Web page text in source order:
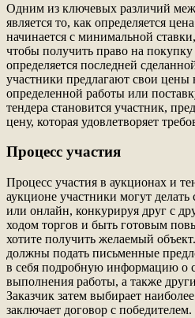
Одним из ключевых различий
является то, как определяется
начинается с минимальной
чтобы получить право на
определяется последней
участники предлагают свои
определенной работы или
тендера становится участник,
цену, которая удовлетворяет
Процесс участия
Процесс участия в аукционах и
аукционе участники могут
или онлайн, конкурируя друг с
ходом торгов и быть готовым
хотите получить желаемый
должны подать письменные
в себя подробную информацию о
выполнения работы, а также
Заказчик затем выбирает
заключает договор с победителем.